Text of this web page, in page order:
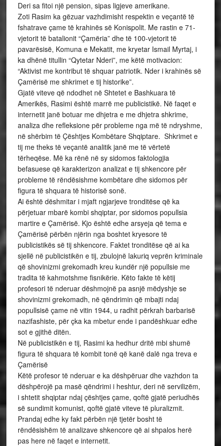
Deri sa fitoi një pension, sipas ligjeve amerikane.
Zoti Rasim ka gëzuar vazhdimisht respektin e veçantë të
fshatrave çame të krahinës së Konispolit. Me rastin e 71-
vjetorit të batalionit “Çamëria” dhe të 100-vjetorit të
pavarësisë, Komuna e Mekatit, me kryetar Ismail Myrtaj, i
ka dhënë titullin “Qytetar Nderi”, me këtë motivacion:
“Aktivist me kontribut të shquar patriotik. Nder i krahinës së
Çamërisë me shkrimet e tij historike”.
Gjatë viteve që ndodhet në Shtetet e Bashkuara të
Amerikës, Rasimi është marrë me publicistikë. Në faqet e
internetit janë botuar me dhjetra e me dhjetra shkrime,
analiza dhe refleksione për probleme nga më të ndryshme,
në shërbim të Çështjes Kombëtare Shqiptare. Shkrimet e
tij me theks të veçantë analitik janë me të vërtetë
tërheqëse. Më ka rënë në sy sidomos faktologjia
befasuese që karakterizon analizat e tij shkencore për
probleme të rëndësishme kombëtare dhe sidomos për
figura të shquara të historisë sonë.
Ai është dëshmitar i mjaft ngjarjeve tronditëse që ka
përjetuar mbarë kombi shqiptar, por sidomos popullsia
martire e Çamërisë. Kjo është edhe arsyeja që tema e
Çamërisë përbën njërin nga boshtet kryesore të
publicistikës së tij shkencore. Faktet tronditëse që ai ka
sjellë në publicistikën e tij, zbulojnë lakuriq veprën kriminale
që shovinizmi grekomadh kreu kundër një popullsie me
tradita të kahmotshme fisnikërie. Këto fakte të këtij
profesori të nderuar dëshmojnë pa asnjë mëdyshje se
shovinizmi grekomadh, në qëndrimin që mbajti ndaj
popullsisë çame në vitin 1944, u radhit përkrah barbarisë
nazifashiste, për çka ka mbetur ende i pandëshkuar edhe
sot e gjithë ditën.
Në publicistikën e tij, Rasimi ka hedhur dritë mbi shumë
figura të shquara të kombit tonë që kanë dalë nga treva e
Çamërisë
Këtë profesor të nderuar e ka dëshpëruar dhe vazhdon ta
dëshpërojë pa masë qëndrimi i heshtur, deri në servilizëm,
i shtetit shqiptar ndaj çështjes çame, qoftë gjatë periudhës
së sundimit komunist, qoftë gjatë viteve të pluralizmit.
Prandaj edhe ky fakt përbën një tjetër bosht të
rëndësishëm të analizave shkencore që ai shpalos herë
pas here në faqet e internetit.